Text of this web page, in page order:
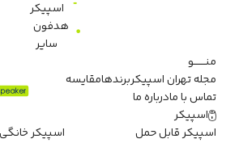
اسپیکر
هدفون
سایر
منـــــــو
مجله تهران اسپیکربرندهامقایسه
تماس با مادرباره ما
اسپیکر
اسپیکر قابل حمل
اسپیکر خانگی